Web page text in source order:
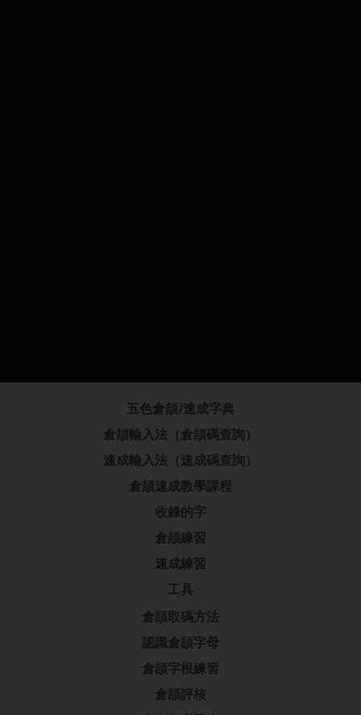
五色倉頡/速成字典
倉頡輸入法（倉頡碼查詢）
速成輸入法（速成碼查詢）
倉頡速成教學課程
收錄的字
倉頡練習
速成練習
工具
倉頡取碼方法
認識倉頡字母
倉頡字根練習
倉頡評核